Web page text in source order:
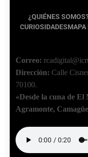
¿QUIÉNES
CURIOSIDADESMAPA
Correo:
Dirección: Calle
70100.
«Desde la cuna de
Agramonte,